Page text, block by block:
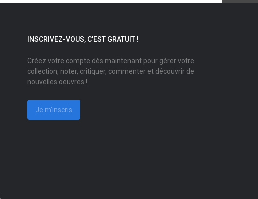
INSCRIVEZ-VOUS, C'EST GRATUIT !
Créez votre compte dès maintenant pour gérer votre
collection, noter, critiquer, commenter et découvrir de
nouvelles oeuvres !
Je m'inscris